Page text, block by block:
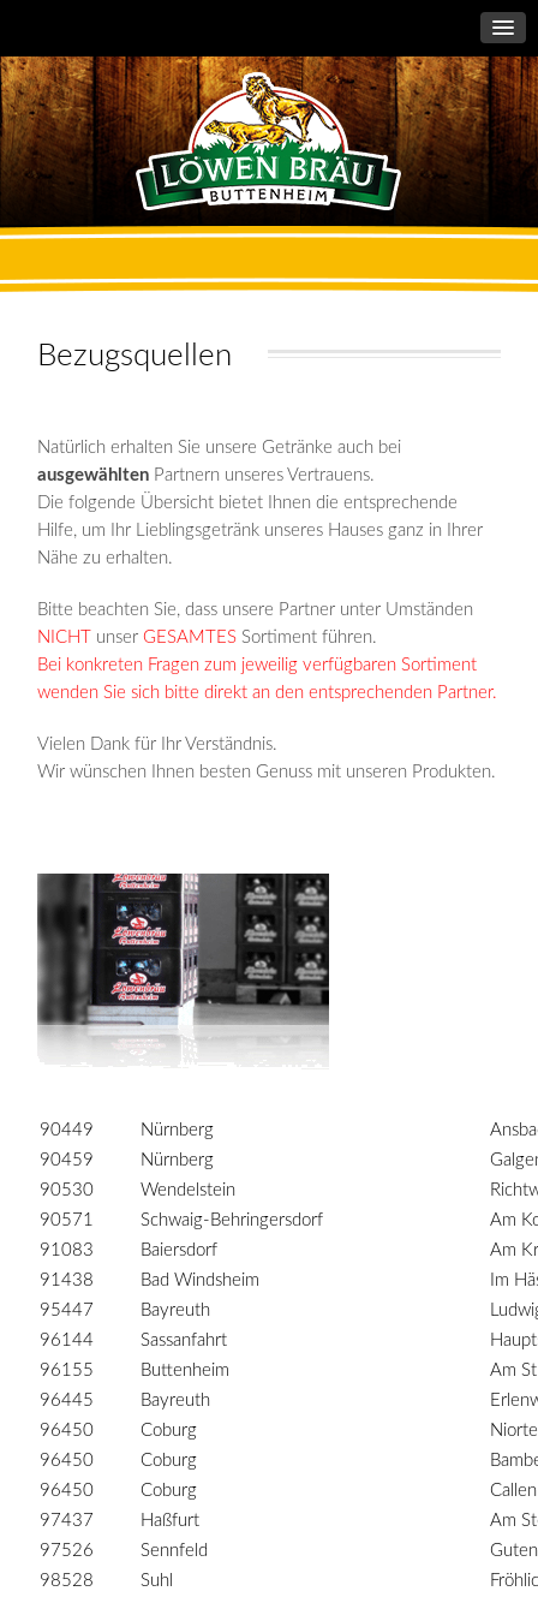
Bezugsquellen
Natürlich erhalten Sie unsere Getränke auch bei
ausgewählten Partnern unseres Vertrauens.
Die folgende Übersicht bietet Ihnen die entsprechende
Hilfe, um Ihr Lieblingsgetränk unseres Hauses ganz in Ihrer
Nähe zu erhalten.
Bitte beachten Sie, dass unsere Partner unter Umständen
NICHT
unserGESAMTES Sortiment führen.
Bei konkreten Fragen zum jeweilig verfügbaren Sortiment
wenden Sie sich bitte direkt an den entsprechenden Partner.
Vielen Dank für Ihr Verständnis.
Wir wünschen Ihnen besten Genuss mit unseren Produkten.
90449 Nürnberg
90459
Nürnberg
90530
Wendelstein
90571
Schwaig-Behringersdorf
Am
91083
Baiersdorf
Am
91438
Bad Windsheim
Im
95447
Bayreuth
96144
Sassanfahrt
96155
Buttenheim
Am
96445
Bayreuth
96450
Coburg
96450
Coburg
96450
Coburg
97437
Haßfurt
Am
97526
Sennfeld
98528
Suhl